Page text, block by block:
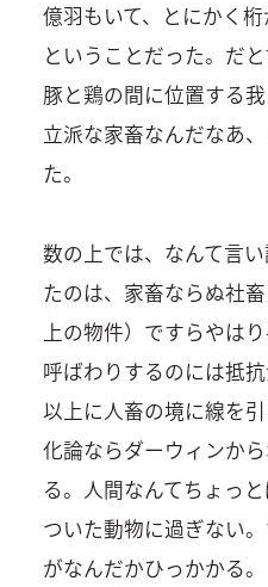
億羽もいて、とにかく桁
ということだった。だ
豚と鶏の間に位置する
立派な家畜なんだなあ
た。
数の上では、なんて言
たのは、家畜ならぬ社
上の物件）ですらやは
呼ばわりするのには抵
以上に人畜の境に線を
化論ならダーウィンか
る。人間なんてちょっ
ついた動物に過ぎない
がなんだかひっかかる。